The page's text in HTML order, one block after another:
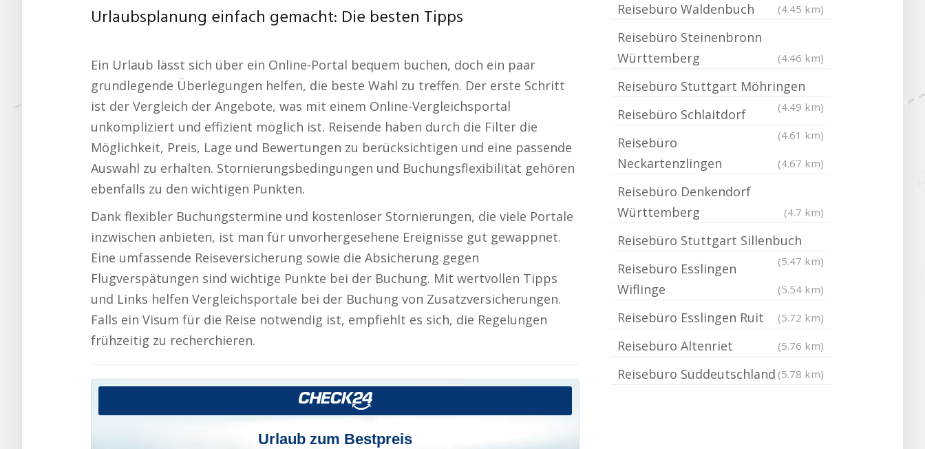
Urlaubsplanung einfach gemacht: Die besten Tipps
Ein Urlaub lässt sich über ein Online-Portal bequem buchen, doch ein paar
grundlegende Überlegungen helfen, die beste Wahl zu treffen. Der erste Schritt
ist der Vergleich der Angebote, was mit einem Online-Vergleichsportal
unkompliziert und effizient möglich ist. Reisende haben durch die Filter die
Möglichkeit, Preis, Lage und Bewertungen zu berücksichtigen und eine passende
Auswahl zu erhalten. Stornierungsbedingungen und Buchungsflexibilität gehören
ebenfalls zu den wichtigen Punkten.
Dank flexibler Buchungstermine und kostenloser Stornierungen, die viele Portale
inzwischen anbieten, ist man für unvorhergesehene Ereignisse gut gewappnet.
Eine umfassende Reiseversicherung sowie die Absicherung gegen
Flugverspätungen sind wichtige Punkte bei der Buchung. Mit wertvollen Tipps
und Links helfen Vergleichsportale bei der Buchung von Zusatzversicherungen.
Falls ein Visum für die Reise notwendig ist, empfiehlt es sich, die Regelungen
frühzeitig zu recherchieren.
Urlaub zum Bestpreis
Reisebüro Waldenbuch (4.45 km)
Reisebüro Steinenbronn
Württemberg
(4.46 km)
Reisebüro Stuttgart Möhringen
(4.49 km)
Reisebüro Schlaitdorf
(4.61 km)
Reisebüro
Neckartenzlingen
(4.67 km)
Reisebüro Denkendorf
Württemberg
(4.7 km)
Reisebüro Stuttgart Sillenbuch
(5.47 km)
Reisebüro Esslingen
Wiflinge
(5.54 km)
Reisebüro Esslingen Ruit (5.72 km)
Reisebüro Altenriet (5.76 km)
Reisebüro Süddeutschland (5.78 km)